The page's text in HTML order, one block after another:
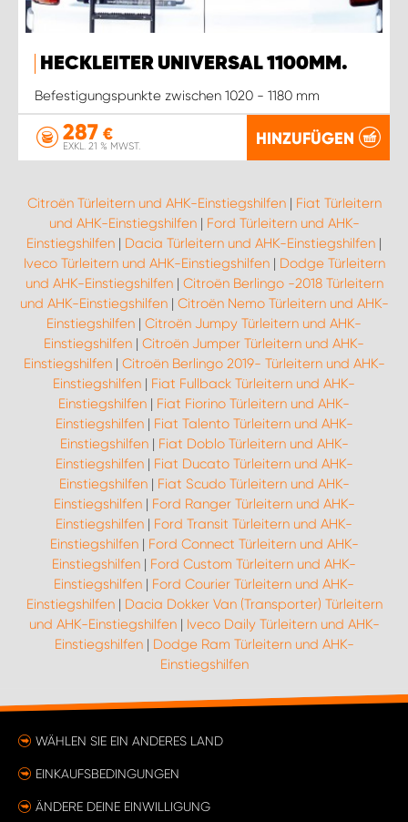
HECKLEITER UNIVERSAL 1100MM.
Befestigungspunkte zwischen 1020 - 1180 mm
287 €
EXKL. 21 % MWST. HINZUFÜGEN
Citroën Türleitern und AHK-Einstiegshilfen| Fiat Türleitern
und AHK-Einstiegshilfen| Ford Türleitern und AHK-
Einstiegshilfen | Dacia Türleitern und AHK-Einstiegshilfen |
Iveco Türleitern und AHK-Einstiegshilfen| Dodge Türleitern
und AHK-Einstiegshilfen| Citroën Berlingo -2018 Türleitern
und AHK-Einstiegshilfen| Citroën Nemo Türleitern und AHK-
Einstiegshilfen | Citroën Jumpy Türleitern und AHK-
Einstiegshilfen | Citroën Jumper Türleitern und AHK-
Einstiegshilfen| Citroën Berlingo 2019- Türleitern und AHK-
Einstiegshilfen | Fiat Fullback Türleitern und AHK-
Einstiegshilfen | Fiat Fiorino Türleitern und AHK-
Einstiegshilfen| Fiat Talento Türleitern und AHK-
Einstiegshilfen| Fiat Doblo Türleitern und AHK-
Einstiegshilfen| Fiat Ducato Türleitern und AHK-
Einstiegshilfen| Fiat Scudo Türleitern und AHK-
Einstiegshilfen| Ford Ranger Türleitern und AHK-
Einstiegshilfen | Ford Transit Türleitern und AHK-
Einstiegshilfen| Ford Connect Türleitern und AHK-
Einstiegshilfen | Ford Custom Türleitern und AHK-
Einstiegshilfen | Ford Courier Türleitern und AHK-
Einstiegshilfen| Dacia Dokker Van (Transporter) Türleitern
und AHK-Einstiegshilfen| Iveco Daily Türleitern und AHK-
Einstiegshilfen| Dodge Ram Türleitern und AHK-
Einstiegshilfen
WÄHLEN SIE EIN ANDERES LAND
EINKAUFSBEDINGUNGEN
ÄNDERE DEINE EINWILLIGUNG